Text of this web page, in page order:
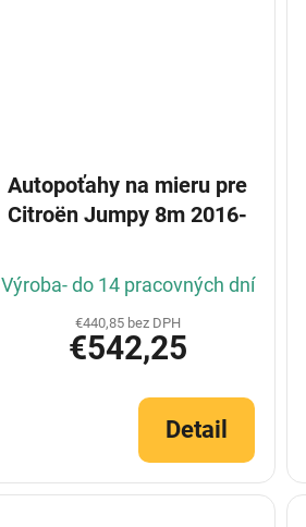
Autopoťahy na mieru pre
Citroën Jumpy 8m 2016-
Výroba- do 14 pracovných dní
€440,85 bez DPH
€542,25
Detail